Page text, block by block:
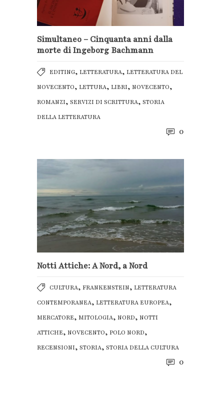
Simultaneo – Cinquanta anni dalla
morte di Ingeborg Bachmann
EDITING, LETTERATURA, LETTERATURA DEL
NOVECENTO, LETTURA, LIBRI, NOVECENTO,
ROMANZI, SERVIZI DI SCRITTURA, STORIA
DELLA LETTERATURA
0
Notti Attiche: A Nord, a Nord
CULTURA, FRANKENSTEIN, LETTERATURA
CONTEMPORANEA, LETTERATURA EUROPEA,
MERCATORE, MITOLOGIA, NORD, NOTTI
ATTICHE, NOVECENTO, POLO NORD,
RECENSIONI, STORIA, STORIA DELLA CULTURA
0